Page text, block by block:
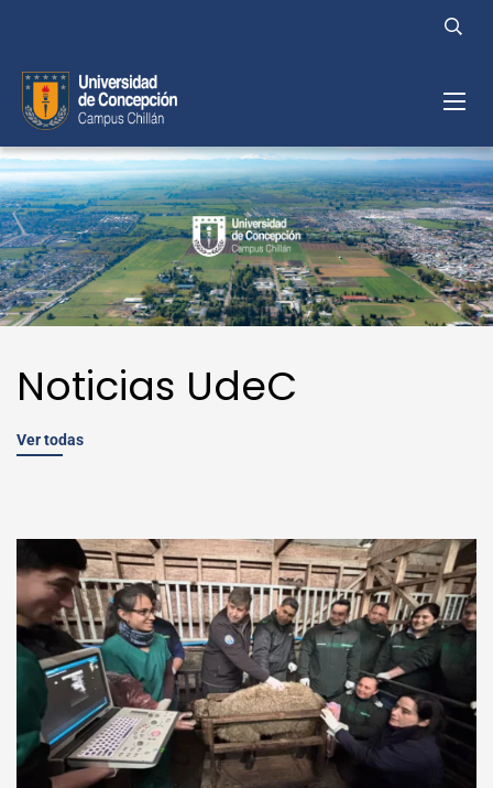
Noticias UdeC
Ver todas